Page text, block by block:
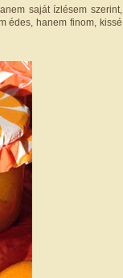
saját ízlésem szerint,
édes, hanem finom, kissé